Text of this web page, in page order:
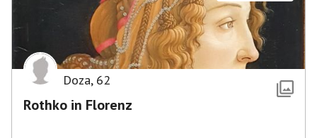
Doza, 62
Rothko in Florenz